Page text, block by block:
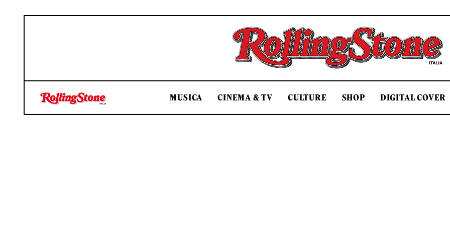
Rolling Stone Italia
MUSICA CINEMA & TV CULTURE SHOP DIGITAL COVER